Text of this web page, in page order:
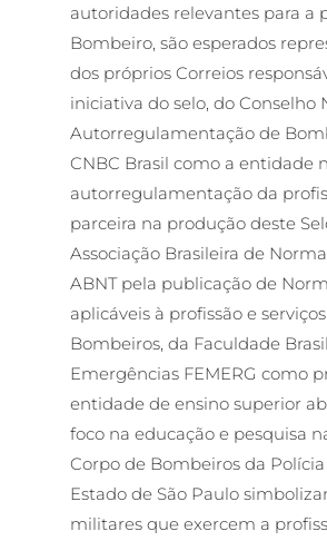
autoridades relevantes para a
Bombeiro, são esperados
dos próprios Correios
iniciativa do selo, do Conselho
Autorregulamentação de
CNBC Brasil como a entidade
autorregulamentação da
parceira na produção deste
Associação Brasileira de
ABNT pela publicação de
aplicáveis à profissão e
Bombeiros, da Faculdade
Emergências FEMERG como
entidade de ensino superior
foco na educação e pesquisa
Corpo de Bombeiros da
Estado de São Paulo
militares que exercem a